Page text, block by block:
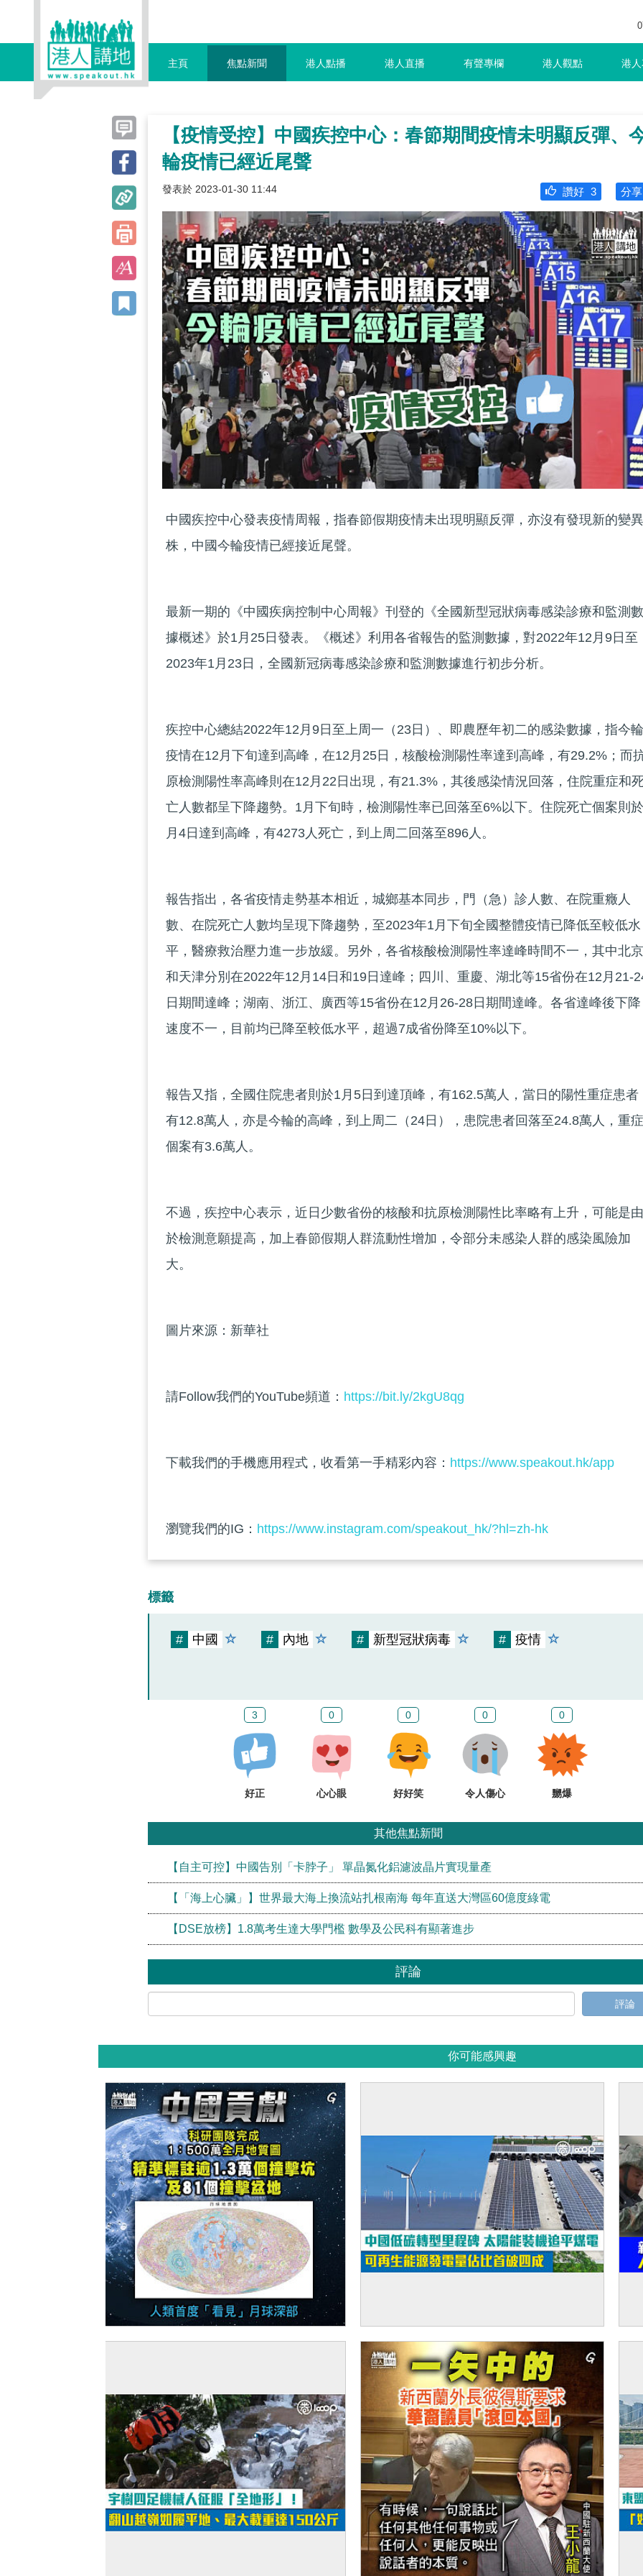
主頁 焦點新聞 港人點播 港人直播 有聲專欄 港人觀點 港
【疫情受控】中國疾控中心：春節期間疫情未明顯反彈、
輪疫情已經近尾聲
發表於 2023-01-30 11:44 分享
讚好 3
中國疾控中心發表疫情周報，指春節假期疫情未出現明顯反彈，亦沒有發現新的變異
株，中國今輪疫情已經接近尾聲。
最新一期的《中國疾病控制中心周報》刊登的《全國新型冠狀病毒感染診療和監測數
據概述》於1月25日發表。《概述》利用各省報告的監測數據，對2022年12月9日至
2023年1月23日，全國新冠病毒感染診療和監測數據進行初步分析。
疾控中心總結2022年12月9日至上周一（23日）、即農歷年初二的感染數據，指今輪
疫情在12月下旬達到高峰，在12月25日，核酸檢測陽性率達到高峰，有29.2%；而
原檢測陽性率高峰則在12月22日出現，有21.3%，其後感染情況回落，住院重症和
亡人數都呈下降趨勢。1月下旬時，檢測陽性率已回落至6%以下。住院死亡個案則
月4日達到高峰，有4273人死亡，到上周二回落至896人。
報告指出，各省疫情走勢基本相近，城鄉基本同步，門（急）診人數、在院重癥人
數、在院死亡人數均呈現下降趨勢，至2023年1月下旬全國整體疫情已降低至較低水
平，醫療救治壓力進一步放緩。另外，各省核酸檢測陽性率達峰時間不一，其中北京
和天津分別在2022年12月14日和19日達峰；四川、重慶、湖北等15省份在12月21-
日期間達峰；湖南、浙江、廣西等15省份在12月26-28日期間達峰。各省達峰後下降
速度不一，目前均已降至較低水平，超過7成省份降至10%以下。
報告又指，全國住院患者則於1月5日到達頂峰，有162.5萬人，當日的陽性重症患者
有12.8萬人，亦是今輪的高峰，到上周二（24日），患院患者回落至24.8萬人，重症
個案有3.6萬人。
不過，疾控中心表示，近日少數省份的核酸和抗原檢測陽性比率略有上升，可能是由
於檢測意願提高，加上春節假期人群流動性增加，令部分未感染人群的感染風險加
大。
圖片來源：新華社
請Follow我們的YouTube頻道： https://bit.ly/2kgU8qg
下載我們的手機應用程式，收看第一手精彩內容： https://www.speakout.hk/app
瀏覽我們的IG： https://www.instagram.com/speakout_hk/?hl=zh-hk
標籤
# 中國 # 內地 # 新型冠狀病毒 # 疫情
3
好正
0
心心眼
0
好好笑
0
令人傷心
0
嬲爆
其他焦點新聞
【自主可控】中國告別「卡脖子」 單晶氮化鋁濾波晶片實現量產
【「海上心臟」】世界最大海上換流站扎根南海 每年直送大灣區60億度綠電
【DSE放榜】1.8萬考生達大學門檻 數學及公民科有顯著進步
評論
評論
你可能感興趣
平煤電 可再生能源發電量佔比首破四成